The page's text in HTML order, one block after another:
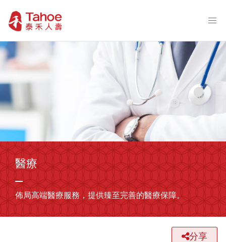
醫療
佈局高端醫療服務，提供臻至完善的醫療保障。
分享